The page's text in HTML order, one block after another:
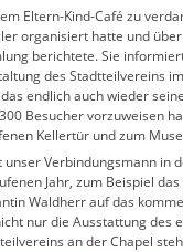
Eltern-Kind-Café zu
organisiert hatte und
berichtete. Sie
des Stadtteilvereins
endlich auch wieder
Besucher vorzuweisen
Kellertür und zum
unser Verbindungsmann
Jahr, zum Beispiel
Waldherr auf das
nur die Ausstattung des
an der Chapel